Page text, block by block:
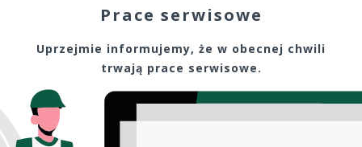
Prace serwisowe
Uprzejmie informujemy, że w obecnej chwili
trwają prace serwisowe.